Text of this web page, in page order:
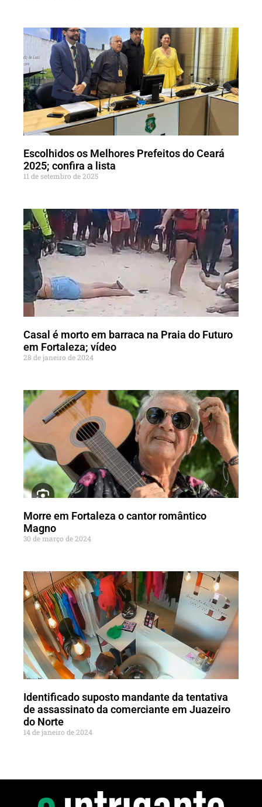
Escolhidos os Melhores Prefeitos do Ceará
2025; confira a lista
11 de setembro de 2025
Casal é morto em barraca na Praia do Futuro
em Fortaleza; vídeo
28 de janeiro de 2024
Morre em Fortaleza o cantor romântico
Magno
30 de março de 2024
Identificado suposto mandante da tentativa
de assassinato da comerciante em Juazeiro
do Norte
14 de janeiro de 2024